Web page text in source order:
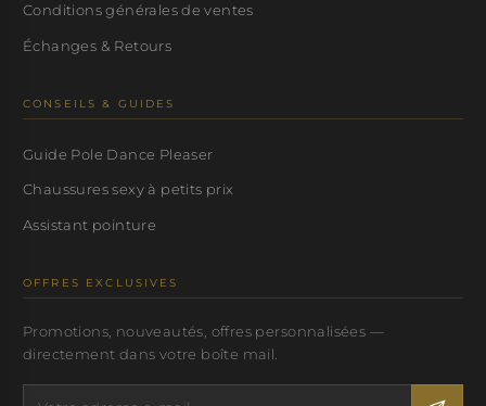
Conditions générales de ventes
Échanges & Retours
CONSEILS & GUIDES
Guide Pole Dance Pleaser
Chaussures sexy à petits prix
Assistant pointure
OFFRES EXCLUSIVES
Promotions, nouveautés, offres personnalisées —
directement dans votre boîte mail.